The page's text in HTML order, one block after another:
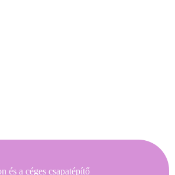
és a céges csapatépítő